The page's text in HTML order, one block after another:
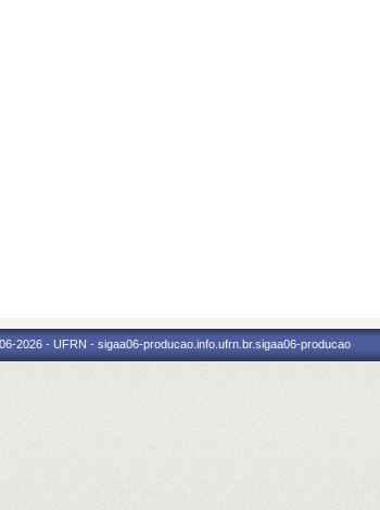
2026 - UFRN - sigaa06-producao.info.ufrn.br.sigaa06-producao